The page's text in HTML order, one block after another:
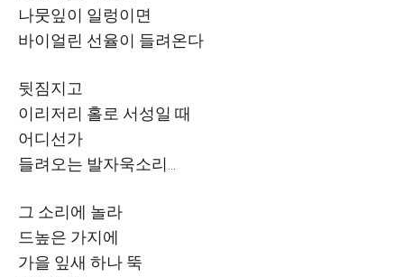
나뭇잎이 일렁이면
바이얼린 선율이 들려온다
뒷짐지고
이리저리 홀로 서성일 때
어디선가
들려오는 발자욱소리
그 소리에 놀라
드높은 가지에
가을 잎새 하나 뚝